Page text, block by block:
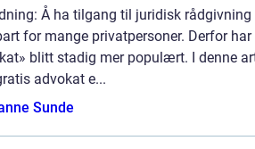
Å ha tilgang til juridisk
for mange privatpersoner. Derfor
blitt stadig mer populært. I denne
advokat e...
Sunde